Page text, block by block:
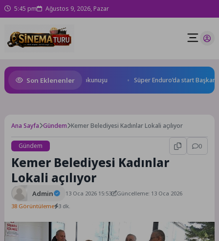
5:45 pm Ağustos 9, 2026, Pazar
Son Eklenenler
Caddesi’ne özel asfalt dokunuşu Süper Enduro’da start Başkan
Ana Sayfa Gündem Kemer Belediyesi Kadınlar Lokali açılıyor
Gündem 0
Kemer Belediyesi Kadınlar
Lokali açılıyor
Admin 13 Oca 2026 15:53
Güncelleme: 13 Oca 2026
38 Görüntüleme 3 dk.